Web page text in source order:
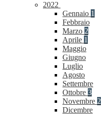
2022
Gennaio 1
Febbraio
Marzo 2
Aprile 1
Maggio
Giugno
Luglio
Agosto
Settembre
Ottobre 3
Novembre 2
Dicembre